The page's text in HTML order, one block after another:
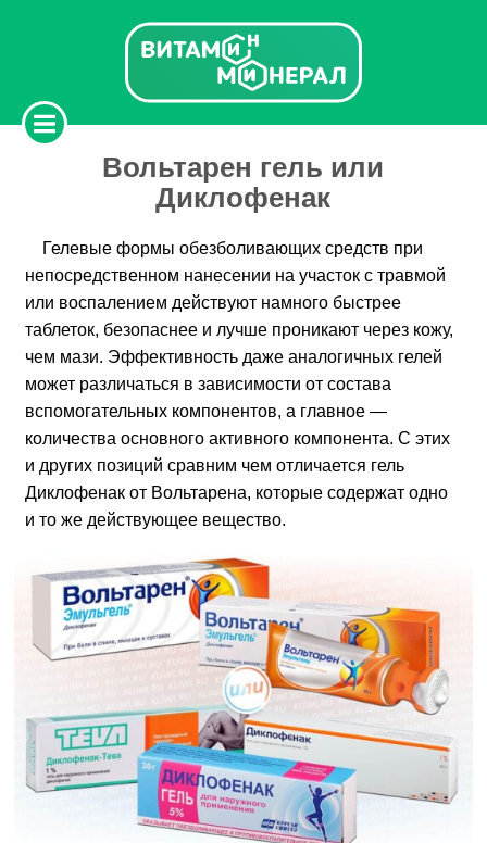
Вольтарен гель или
Диклофенак
Гелевые формы обезболивающих средств при
непосредственном нанесении на участок с травмой
или воспалением действуют намного быстрее
таблеток, безопаснее и лучше проникают через кожу,
чем мази. Эффективность даже аналогичных гелей
может различаться в зависимости от состава
вспомогательных компонентов, а главное —
количества основного активного компонента. С этих
и других позиций сравним чем отличается гель
Диклофенак от Вольтарена, которые содержат одно
и то же действующее вещество.